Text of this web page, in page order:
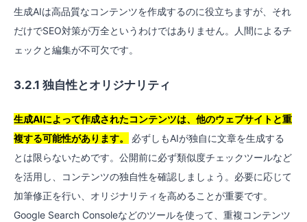
生成AIは高品質なコンテンツを作成するのに役立ちますが、それ
だけでSEO対策が万全というわけではありません。人間によるチ
ェックと編集が不可欠です。
3.2.1 独自性とオリジナリティ
生成AIによって作成されたコンテンツは、他のウェブサイトと重
複する可能性があります。
必ずしもAIが独自に文章を生成する
とは限らないためです。公開前に必ず類似度チェックツールなど
を活用し、コンテンツの独自性を確認しましょう。必要に応じて
加筆修正を行い、オリジナリティを高めることが重要です。
Google Search Consoleなどのツールを使って、重複コンテンツ